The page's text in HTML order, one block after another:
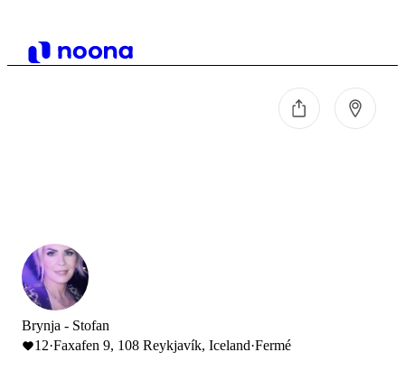
Brynja - Stofan
12·Faxafen 9, 108 Reykjavík, Iceland·Fermé